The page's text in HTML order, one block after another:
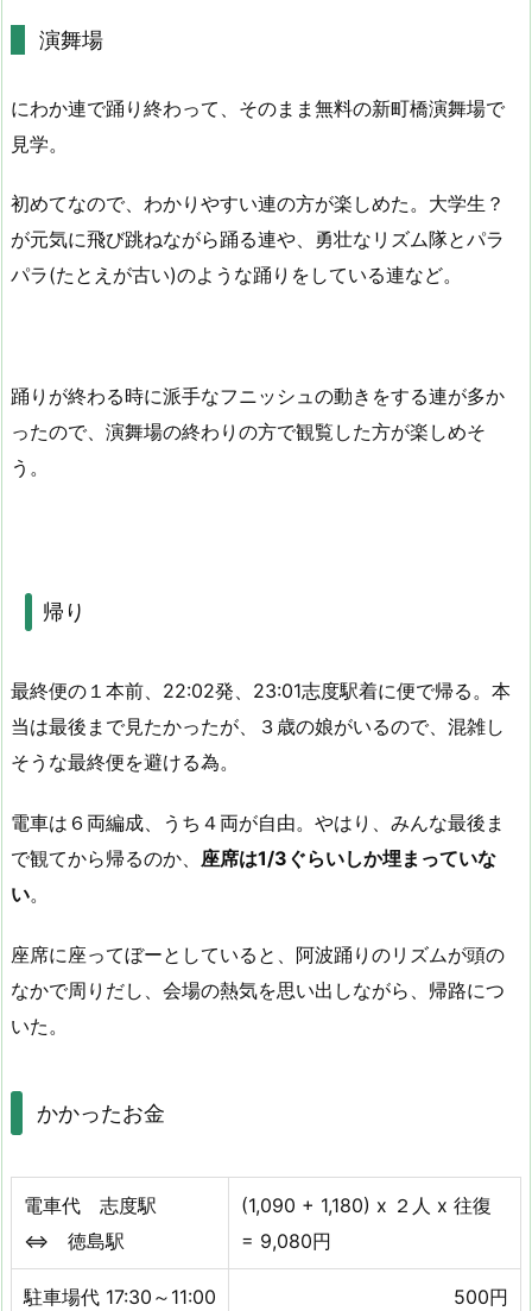
演舞場
にわか連で踊り終わって、そのまま無料の新町橋演舞場で
見学。
初めてなので、わかりやすい連の方が楽しめた。大学生？
が元気に飛び跳ねながら踊る連や、勇壮なリズム隊とパラ
パラ(たとえが古い)のような踊りをしている連など。
踊りが終わる時に派手なフニッシュの動きをする連が多か
ったので、演舞場の終わりの方で観覧した方が楽しめそ
う。
帰り
最終便の１本前、22:02発、23:01志度駅着に便で帰る。本
当は最後まで見たかったが、３歳の娘がいるので、混雑し
そうな最終便を避ける為。
電車は６両編成、うち４両が自由。やはり、みんな最後ま
で観てから帰るのか、 座席は1/3ぐらいしか埋まっていな
い。
座席に座ってぼーとしていると、阿波踊りのリズムが頭の
なかで周りだし、会場の熱気を思い出しながら、帰路につ
いた。
かかったお金
電車代 志度駅
⇔ 徳島駅
(1,090 + 1,180) x ２人 x 往復
= 9,080円
駐車場代 17:30～11:00 500円